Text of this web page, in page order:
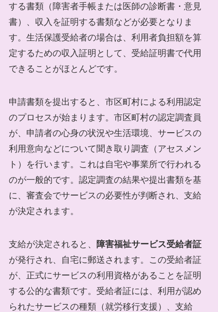
する書類（障害者手帳または医師の診断書・意見
書）、収入を証明する書類などが必要となりま
す。生活保護受給者の場合は、利用者負担額を算
定するための収入証明として、受給証明書で代用
できることがほとんどです。
申請書類を提出すると、市区町村による利用認定
のプロセスが始まります。市区町村の認定調査員
が、申請者の心身の状況や生活環境、サービスの
利用意向などについて聞き取り調査（アセスメン
ト）を行います。これは自宅や事業所で行われる
のが一般的です。認定調査の結果や提出書類を基
に、審査会でサービスの必要性が判断され、支給
が決定されます。
支給が決定されると、
障害福祉サービス受給者証
が発行され、自宅に郵送されます。この受給者証
が、正式にサービスの利用資格があることを証明
する公的な書類です。受給者証には、利用が認め
られたサービスの種類（就労移行支援）、支給